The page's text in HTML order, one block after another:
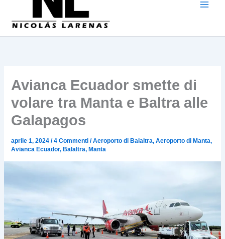
Avianca Ecuador smette di
volare tra Manta e Baltra alle
Galapagos
aprile 1, 2024/4 Commenti /Aeroporto di Balaltra,Aeroporto di Manta,
Avianca Ecuador, Balaltra, Manta